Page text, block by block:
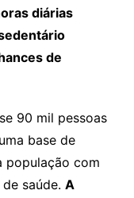
diárias
de
90 mil pessoas
base de
população com
saúde. A